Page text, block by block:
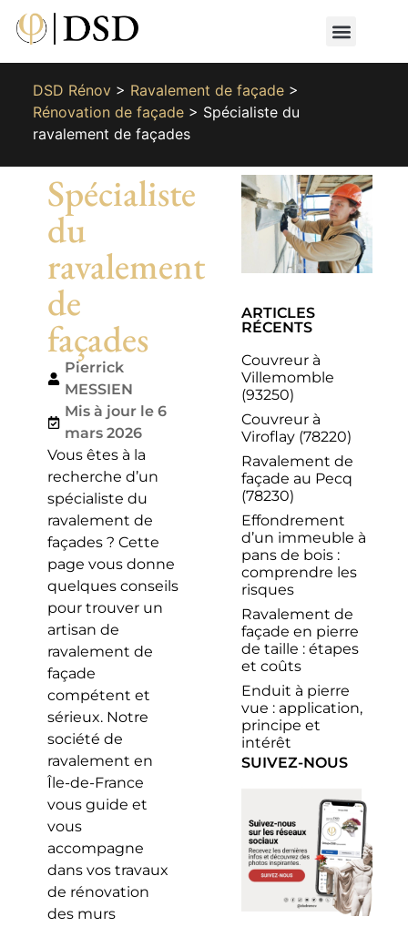
DSD Rénov> Ravalement de façade>
Rénovation de façade> Spécialiste du
ravalement de façades
Spécialiste
du
ravalement
de
façades
Pierrick
MESSIEN
Mis à jour le 6
mars 2026
Vous êtes à la
recherche d’un
spécialiste du
ravalement de
façades ? Cette
page vous donne
quelques conseils
pour trouver un
artisan de
ravalement de
façade
compétent et
sérieux. Notre
société de
ravalement en
Île-de-France
vous guide et
vous
accompagne
dans vos travaux
de rénovation
des murs
ARTICLES
RÉCENTS
Couvreur à
Villemomble
(93250)
Couvreur à
Viroflay (78220)
Ravalement de
façade au Pecq
(78230)
Effondrement
d’un immeuble à
pans de bois :
comprendre les
risques
Ravalement de
façade en pierre
de taille : étapes
et coûts
Enduit à pierre
vue : application,
principe et
intérêt
SUIVEZ-NOUS